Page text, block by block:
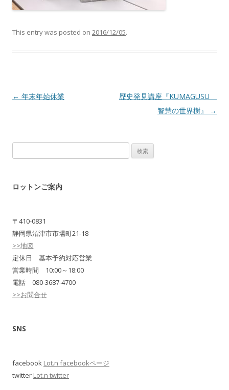
This entry was posted on 2016/12/05.
Post navigation
← 年末年始休業
歴史発見講座『KUMAGUSU
智慧の世界樹』
→
索:
ロットンご案内
〒410-0831
静岡県沼津市市場町21-18
>>地図
定休日 基本予約対応営業
営業時間 10:00～18:00
電話 080-3687-4700
>>お問合せ
SNS
facebook Lot.n facebookページ
twitter Lot.n twitter